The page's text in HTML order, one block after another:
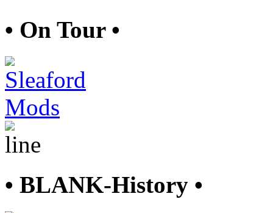
• On Tour •
• BLANK-History •